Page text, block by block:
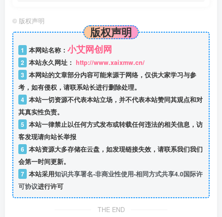
© 版权声明
版权声明
1 本网站名称： 小艾网创网
2 本站永久网址： http://www.xaixmw.cn/
3 本网站的文章部分内容可能来源于网络，仅供大家学习与参
考，如有侵权，请联系站长进行删除处理。
4 本站一切资源不代表本站立场，并不代表本站赞同其观点和对
其真实性负责。
5 本站一律禁止以任何方式发布或转载任何违法的相关信息，访
客发现请向站长举报
6 本站资源大多存储在云盘，如发现链接失效，请联系我们我们
会第一时间更新。
7 本站采用知识共享署名-非商业性使用-相同方式共享4.0国际许
可协议进行许可
THE END